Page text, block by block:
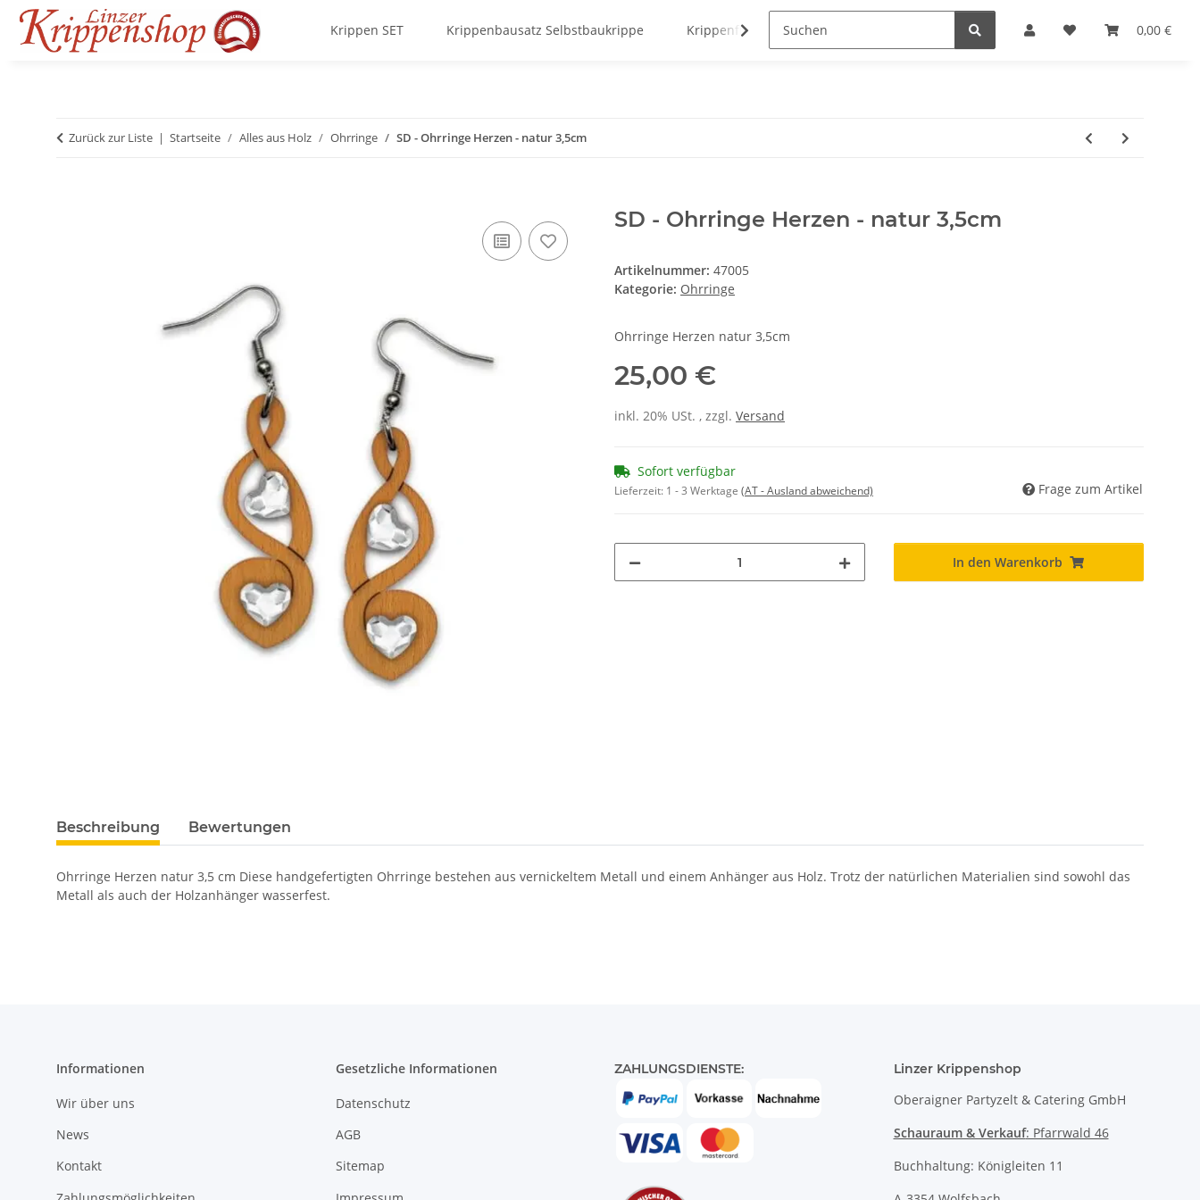
0,00 €
Krippen SET Krippenbausatz Selbstbaukrippe Krippenfiguren Krippenzubehör
Zurück zur Liste Startseite Alles aus Holz Ohrringe SD - Ohrringe Herzen - natur 3,5cm
SD - Ohrringe Herzen - natur 3,5cm
Artikelnummer: 47005
Kategorie: Ohrringe
Ohrringe Herzen natur 3,5cm
25,00 €
inkl. 20% USt. , zzgl. Versand
Sofort verfügbar
Lieferzeit: 1 - 3 Werktage (AT - Ausland abweichend) Frage zum Artikel
In den Warenkorb
Beschreibung Bewertungen
Ohrringe Herzen natur 3,5 cm Diese handgefertigten Ohrringe bestehen aus vernickeltem Metall und einem Anhänger aus Holz. Trotz der natürlichen Materialien sind sowohl das
Metall als auch der Holzanhänger wasserfest.
Informationen
Wir über uns
News
Kontakt
Gesetzliche Informationen
Datenschutz
AGB
Sitemap
ZAHLUNGSDIENSTE: Linzer Krippenshop
Oberaigner Partyzelt & Catering GmbH
Schauraum & Verkauf: Pfarrwald 46
Buchhaltung: Königleiten 11